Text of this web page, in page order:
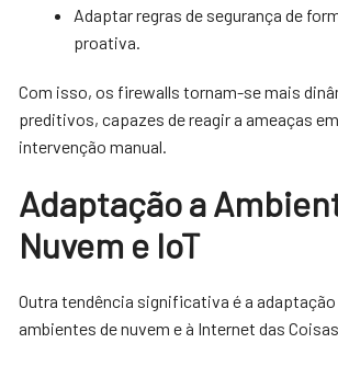
Adaptar regras de segurança de
proativa.
Com isso, os firewalls tornam-se mais
preditivos, capazes de reagir a ameaças
intervenção manual.
Adaptação a
Nuvem e IoT
Outra tendência significativa é a
ambientes de nuvem e à Internet das